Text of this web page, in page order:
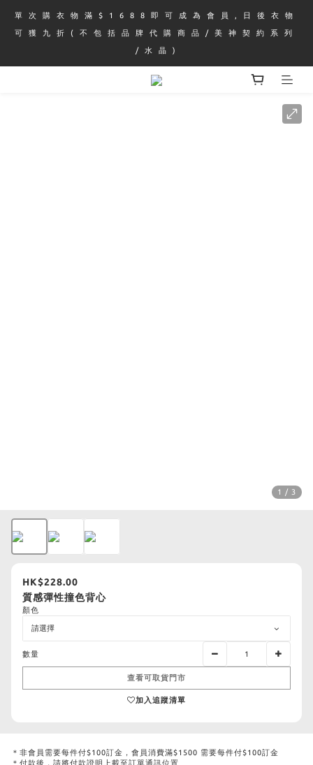
單 次 購 衣 物 滿 $ 1 6 8 8 即 可 成 為 會 員 , 日 後 衣 物
可 獲 九 折 ( 不 包 括 品 牌 代 購 商 品 / 美 神 契 約 系 列
/ 水 晶 )
1 / 3
HK$228.00
質感彈性撞色背心
顏色
數量
查看可取貨門市
加入追蹤清單
＊非會員需要每件付$100訂金，會員消費滿$1500 需要每件付$100訂金
＊付款後，請將付款證明上載至訂單通訊位置